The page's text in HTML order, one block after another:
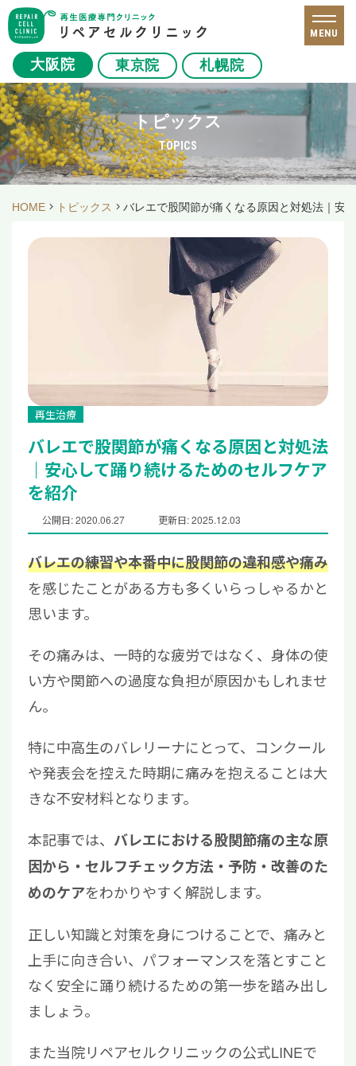
大阪院 東京院 札幌院
MENU
トピックス
TOPICS
HOME トピックス バレエで股関節が痛くなる原因と対処法｜安
再生治療
バレエで股関節が痛くなる原因と対処法
｜安心して踊り続けるためのセルフケア
を紹介
公開日: 2020.06.27 更新日: 2025.12.03
バレエの練習や本番中に股関節の違和感や痛み
を感じたことがある方も多くいらっしゃるかと
思います。
その痛みは、一時的な疲労ではなく、身体の使
い方や関節への過度な負担が原因かもしれませ
ん。
特に中高生のバレリーナにとって、コンクール
や発表会を控えた時期に痛みを抱えることは大
きな不安材料となります。
本記事では、 バレエにおける股関節痛の主な原
因から・セルフチェック方法・予防・改善のた
めのケアをわかりやすく解説します。
正しい知識と対策を身につけることで、痛みと
上手に向き合い、パフォーマンスを落とすこと
なく安全に踊り続けるための第一歩を踏み出し
ましょう。
また当院リペアセルクリニックの公式LINEで